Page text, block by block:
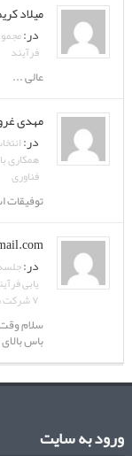
میلاد
در:
فرآیند
عالی ...
مهدی
در:
فناوری
توفیقات
در:
۷ شرکت معدنی و صنعتی گل‌گهر
سلام
باس بالای ۹ باشه . ...
ورود به سایت